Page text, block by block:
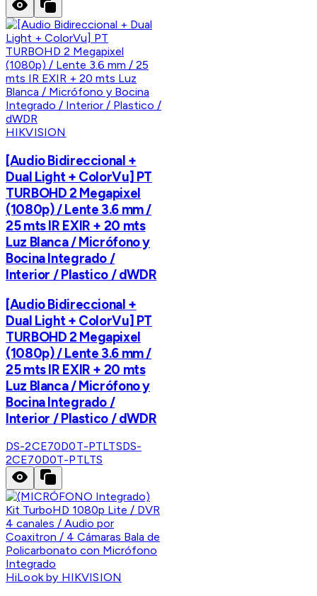
HIKVISION
[Audio Bidireccional +
Dual Light + ColorVu] PT
TURBOHD 2 Megapixel
(1080p) / Lente 3.6 mm /
25 mts IR EXIR + 20 mts
Luz Blanca / Micrófono y
Bocina Integrado /
Interior / Plastico / dWDR
[Audio Bidireccional +
Dual Light + ColorVu] PT
TURBOHD 2 Megapixel
(1080p) / Lente 3.6 mm /
25 mts IR EXIR + 20 mts
Luz Blanca / Micrófono y
Bocina Integrado /
Interior / Plastico / dWDR
DS-2CE70D0T-PTLTSDS-
2CE70D0T-PTLTS
HiLook by HIKVISION